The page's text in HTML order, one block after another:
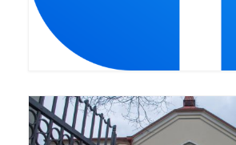
100 lecie Niepodległości
Triduum Św. St. Kostka 2018